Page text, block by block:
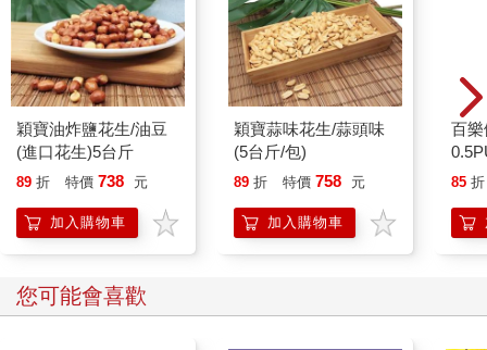
穎寶油炸鹽花生/油豆
(進口花生)5台斤
89 折 特價 738 元
加入購物車
穎寶蒜味花生/蒜頭味
(5台斤/包)
89 折 特價 758 元
加入購物車
百
桃(
85 折
您可能會喜歡